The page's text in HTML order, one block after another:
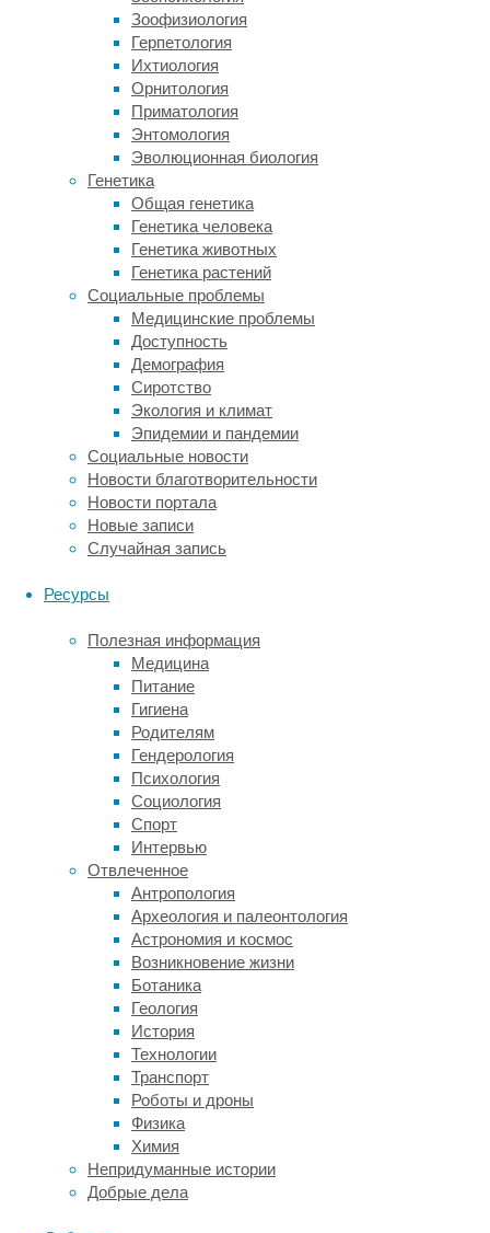
Зоофизиология
Герпетология
Ихтиология
Орнитология
Приматология
Энтомология
Эволюционная биология
Генетика
Общая генетика
Генетика человека
Генетика животных
Генетика растений
Социальные проблемы
Медицинские проблемы
Доступность
Демография
Сиротство
Экология и климат
Эпидемии и пандемии
Социальные новости
Новости благотворительности
Новости портала
Новые записи
Случайная запись
Ресурсы
Полезная информация
Медицина
Питание
Гигиена
Родителям
Гендерология
Психология
Социология
Спорт
Интервью
Отвлеченное
Антропология
Археология и палеонтология
Астрономия и космос
Возникновение жизни
Ботаника
Геология
История
Технологии
Транспорт
Роботы и дроны
Физика
Химия
Непридуманные истории
Добрые дела
живших
одном
доме
(естественно,
это
значит,
что
на
каждую
пару
приходился
свой
дом)
демонстрировавших
то
дружественный,
то
недружественный
социальный
груминг.
Как
отличить
дружественный
недружественного?
при
дружественном
груминге
котики
находятся
одинаковых
позах
(оба
сидят,
оба
лежат
д.),
один
вылизывает
другого
шею
уши.
У
котов